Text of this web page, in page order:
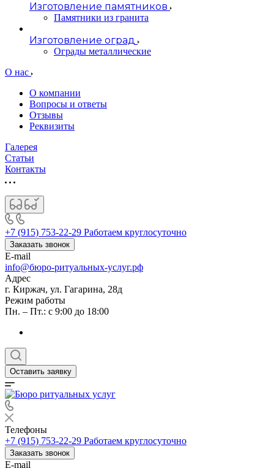
Изготовление памятников
Памятники из гранита
Изготовление оград
Ограды металлические
О нас
О компании
Вопросы и ответы
Отзывы
Реквизиты
Галерея
Статьи
Контакты
+7 (915) 753-22-29 Работаем круглосуточно
Заказать звонок
E-mail
info@бюро-ритуальных-услуг.рф
Адрес
г. Киржач, ул. Гагарина, 28д
Режим работы
Пн. – Пт.: с 9:00 до 18:00
Оставить заявку
Телефоны
+7 (915) 753-22-29 Работаем круглосуточно
Заказать звонок
E-mail